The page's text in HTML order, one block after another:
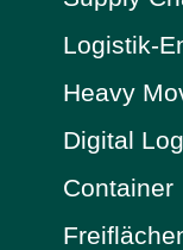
Logistik-
Heavy
Digital
Container